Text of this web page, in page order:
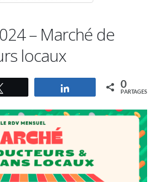
– Marché de
locaux
Partagez 0
PARTAGES